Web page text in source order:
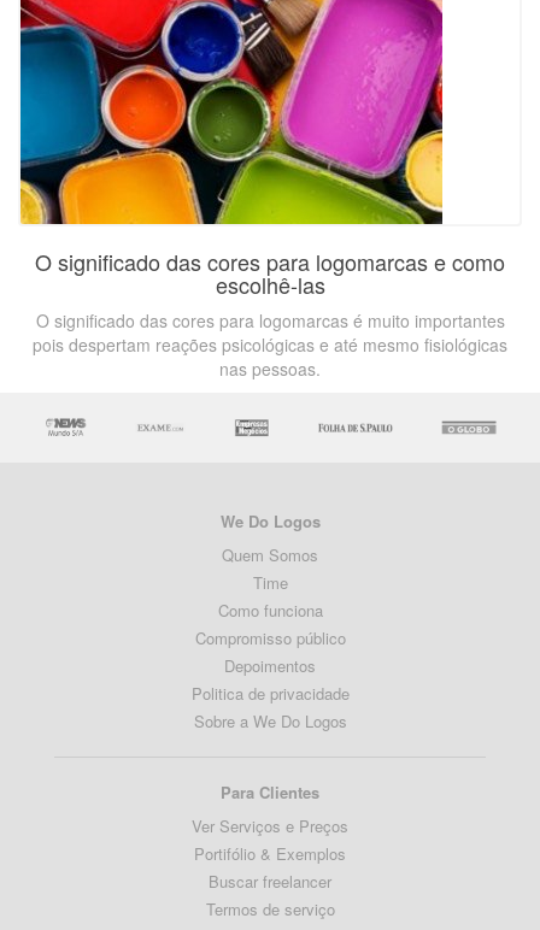
O significado das cores para logomarcas e como
escolhê-las
O significado das cores para logomarcas é muito importantes
pois despertam reações psicológicas e até mesmo fisiológicas
nas pessoas.
We Do Logos
Quem Somos
Time
Como funciona
Compromisso público
Depoimentos
Politica de privacidade
Sobre a We Do Logos
Para Clientes
Ver Serviços e Preços
Portifólio & Exemplos
Buscar freelancer
Termos de serviço